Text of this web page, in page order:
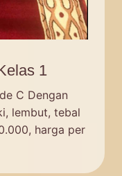
1
C Dengan
lembut, tebal
harga per